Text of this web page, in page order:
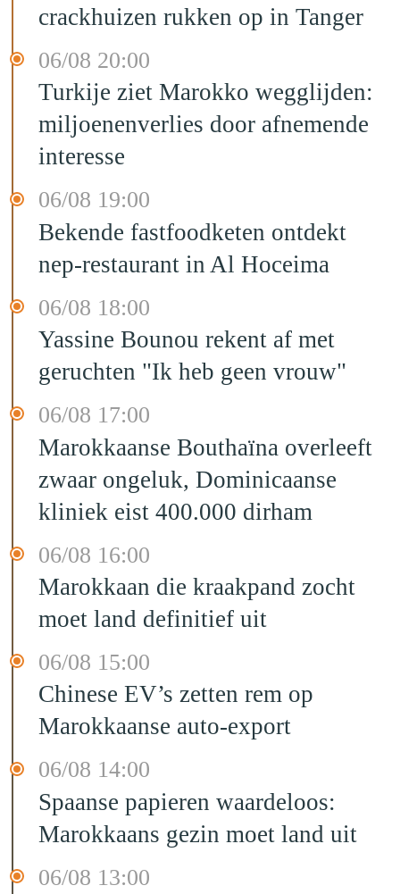
crackhuizen rukken op in Tanger
06/08 20:00
Turkije ziet Marokko wegglijden:
miljoenenverlies door afnemende
interesse
06/08 19:00
Bekende fastfoodketen ontdekt
nep-restaurant in Al Hoceima
06/08 18:00
Yassine Bounou rekent af met
geruchten "Ik heb geen vrouw"
06/08 17:00
Marokkaanse Bouthaïna overleeft
zwaar ongeluk, Dominicaanse
kliniek eist 400.000 dirham
06/08 16:00
Marokkaan die kraakpand zocht
moet land definitief uit
06/08 15:00
Chinese EV’s zetten rem op
Marokkaanse auto-export
06/08 14:00
Spaanse papieren waardeloos:
Marokkaans gezin moet land uit
06/08 13:00